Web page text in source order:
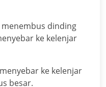
menembus dinding
ke kelenjar
ke kelenjar
besar.